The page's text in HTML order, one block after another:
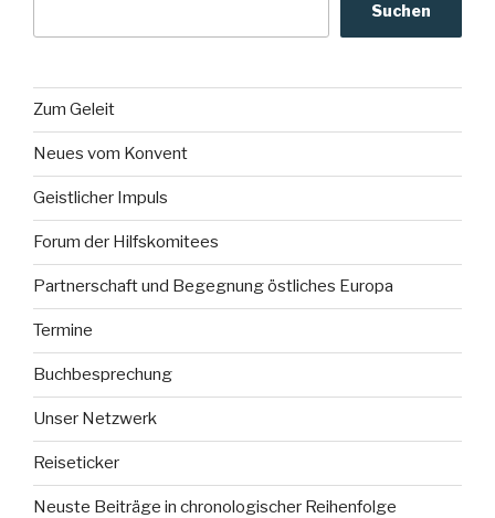
Suchen
Zum Geleit
Neues vom Konvent
Geistlicher Impuls
Forum der Hilfskomitees
Partnerschaft und Begegnung östliches Europa
Termine
Buchbesprechung
Unser Netzwerk
Reiseticker
Neuste Beiträge in chronologischer Reihenfolge